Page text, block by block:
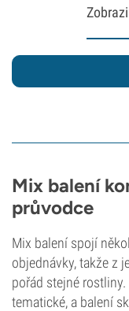
Mix balení
průvodce
Mix balení spojí
objednávky, takže z
pořád stejné
tematické, a balení